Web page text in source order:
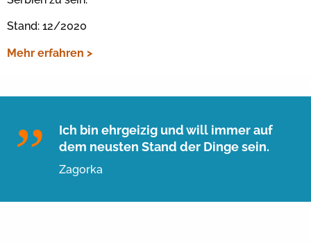
Stand: 12/2020
Mehr erfahren >
Ich bin ehrgeizig und will immer auf
dem neusten Stand der Dinge sein.
Zagorka